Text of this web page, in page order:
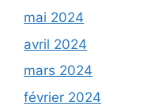
mai 2024
avril 2024
mars 2024
février 2024